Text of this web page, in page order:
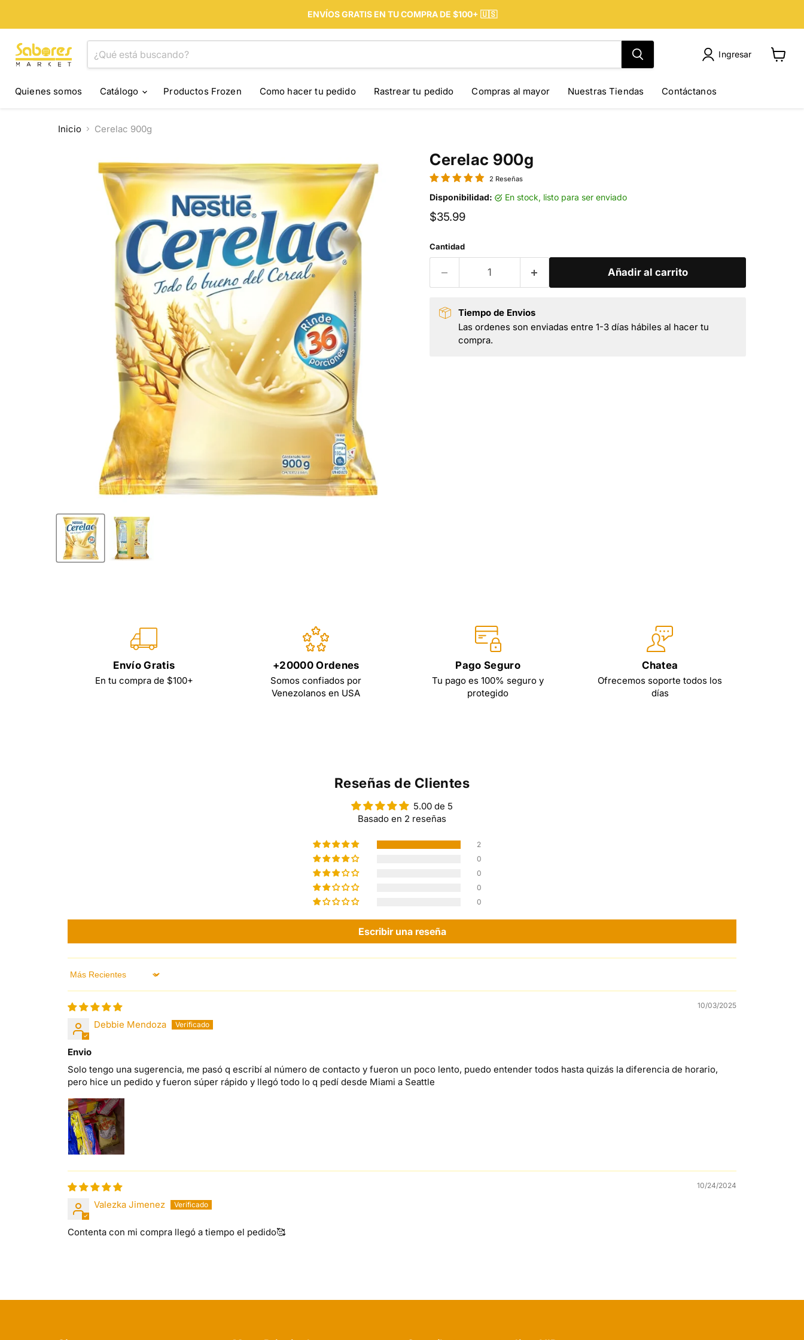
ENVÍOS GRATIS EN TU COMPRA DE $100+ 🇺🇸
Ingresar
Quienes somos
Catálogo Productos Frozen Como hacer tu pedido Rastrear tu pedido Compras al mayor Nuestras Tiendas Contáctanos
Inicio Cerelac 900g
Cerelac 900g
2 Reseñas
Disponibilidad: en stock, listo para ser enviado
Precio actual
$35.99
Cantidad
Añadir al carrito
Tiempo de Envios
Las ordenes son enviadas entre 1-3 días hábiles al hacer tu
compra.
Envío Gratis
En tu compra de $100+
+20000 Ordenes
Somos confiados por
Venezolanos en USA
Pago Seguro
Tu pago es 100% seguro y
protegido
Chatea
Ofrecemos soporte todos los
días
Reseñas de Clientes
5.00 de 5
Basado en 2 reseñas
2
0
0
0
0
Escribir una reseña
Sort by
10/03/2025
Debbie Mendoza
Envio
Solo tengo una sugerencia, me pasó q escribí al número de contacto y fueron un poco lento, puedo entender todos hasta quizás la diferencia de horario,
pero hice un pedido y fueron súper rápido y llegó todo lo q pedí desde Miami a Seattle
10/24/2024
Valezka Jimenez
Contenta con mi compra llegó a tiempo el pedido🥰